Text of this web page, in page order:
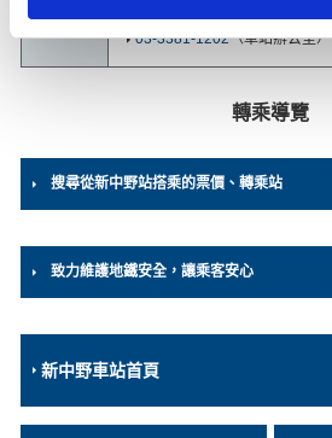
東京都中野區中央4-2-15
03-3381-1202（車站辦公室）
轉乘導覽
搜尋從新中野站搭乘的票價、轉乘站
致力維護地鐵安全，讓乘客安心
新中野車站首頁